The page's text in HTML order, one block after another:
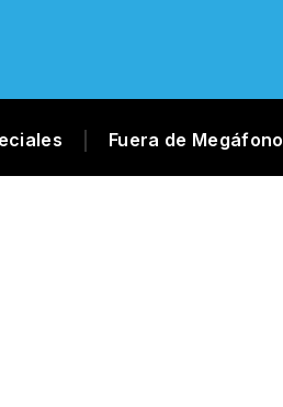
Fuera de Megáfono